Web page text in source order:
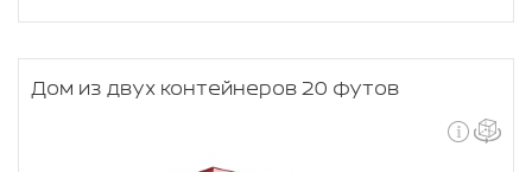
Дом из двух контейнеров 20 футов